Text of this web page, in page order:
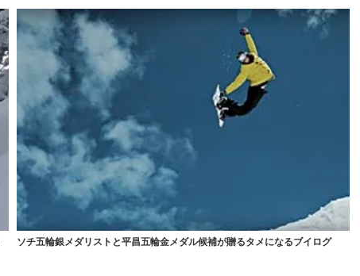
ソチ五輪銀メダリストと平昌五輪金メダル候補が贈るタメになるブイログ